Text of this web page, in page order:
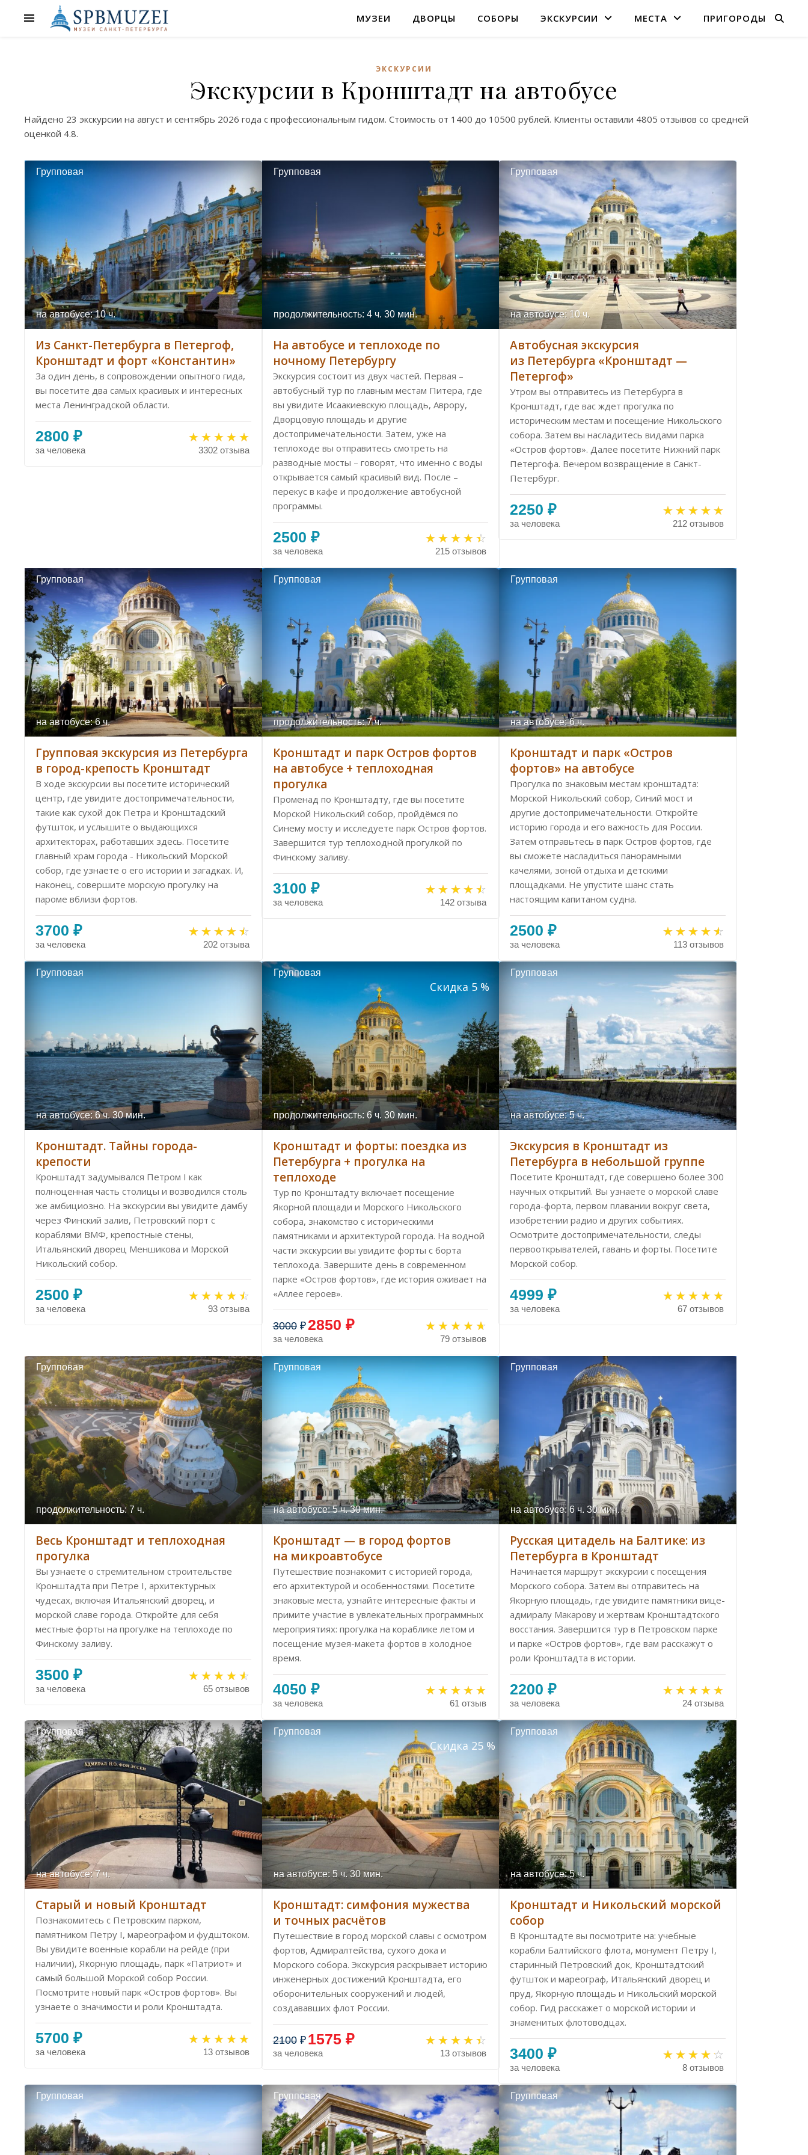
МУЗЕИ ДВОРЦЫ СОБОРЫ ЭКСКУРСИИ МЕСТА ПРИГОРОДЫ
ЭКСКУРСИИ
Экскурсии в Кронштадт на автобусе
Найдено 23 экскурсии на август и сентябрь 2026 года с профессиональным гидом. Стоимость от 1400 до 10500 рублей. Клиенты оставили 4805 отзывов со средней
оценкой 4.8.
Групповая
на автобусе: 10 ч.
Из Санкт-Петербурга в Петергоф,
Кронштадт и форт «Константин»
За один день, в сопровождении опытного гида,
вы посетите два самых красивых и интересных
места Ленинградской области.
2800 ₽
за человека 3302 отзыва
Групповая
продолжительность: 4 ч. 30 мин.
На автобусе и теплоходе по
ночному Петербургу
Экскурсия состоит из двух частей. Первая –
автобусный тур по главным местам Питера, где
вы увидите Исаакиевскую площадь, Аврору,
Дворцовую площадь и другие
достопримечательности. Затем, уже на
теплоходе вы отправитесь смотреть на
разводные мосты – говорят, что именно с воды
открывается самый красивый вид. После –
перекус в кафе и продолжение автобусной
программы.
2500 ₽
за человека 215 отзывов
Групповая
на автобусе: 10 ч.
Автобусная экскурсия
из Петербурга «Кронштадт —
Петергоф»
Утром вы отправитесь из Петербурга в
Кронштадт, где вас ждет прогулка по
историческим местам и посещение Никольского
собора. Затем вы насладитесь видами парка
«Остров фортов». Далее посетите Нижний парк
Петергофа. Вечером возвращение в Санкт-
Петербург.
2250 ₽
за человека 212 отзывов
Групповая
на автобусе: 6 ч.
Групповая экскурсия из Петербурга
в город-крепость Кронштадт
В ходе экскурсии вы посетите исторический
центр, где увидите достопримечательности,
такие как сухой док Петра и Кронштадский
футшток, и услышите о выдающихся
архитекторах, работавших здесь. Посетите
главный храм города - Никольский Морской
собор, где узнаете о его истории и загадках. И,
наконец, совершите морскую прогулку на
пароме вблизи фортов.
3700 ₽
за человека 202 отзыва
Групповая
продолжительность: 7 ч.
Кронштадт и парк Остров фортов
на автобусе + теплоходная
прогулка
Променад по Кронштадту, где вы посетите
Морской Никольский собор, пройдёмся по
Синему мосту и исследуете парк Остров фортов.
Завершится тур теплоходной прогулкой по
Финскому заливу.
3100 ₽
за человека 142 отзыва
Групповая
на автобусе: 6 ч.
Кронштадт и парк «Остров
фортов» на автобусе
Прогулка по знаковым местам кронштадта:
Морской Никольский собор, Синий мост и
другие достопримечательности. Откройте
историю города и его важность для России.
Затем отправьтесь в парк Остров фортов, где
вы сможете насладиться панорамными
качелями, зоной отдыха и детскими
площадками. Не упустите шанс стать
настоящим капитаном судна.
2500 ₽
за человека 113 отзывов
Групповая
на автобусе: 6 ч. 30 мин.
Кронштадт. Тайны города-
крепости
Кронштадт задумывался Петром I как
полноценная часть столицы и возводился столь
же амбициозно. На экскурсии вы увидите дамбу
через Финский залив, Петровский порт с
кораблями ВМФ, крепостные стены,
Итальянский дворец Меншикова и Морской
Никольский собор.
2500 ₽
за человека 93 отзыва
Групповая
продолжительность: 6 ч. 30 мин.
Скидка 5 %
Кронштадт и форты: поездка из
Петербурга + прогулка на
теплоходе
Тур по Кронштадту включает посещение
Якорной площади и Морского Никольского
собора, знакомство с историческими
памятниками и архитектурой города. На водной
части экскурсии вы увидите форты с борта
теплохода. Завершите день в современном
парке «Остров фортов», где история оживает на
«Аллее героев».
3000₽2850 ₽
за человека 79 отзывов
Групповая
на автобусе: 5 ч.
Экскурсия в Кронштадт из
Петербурга в небольшой группе
Посетите Кронштадт, где совершено более 300
научных открытий. Вы узнаете о морской славе
города-форта, первом плавании вокруг света,
изобретении радио и других событиях.
Осмотрите достопримечательности, следы
первооткрывателей, гавань и форты. Посетите
Морской собор.
4999 ₽
за человека 67 отзывов
Групповая
продолжительность: 7 ч.
Весь Кронштадт и теплоходная
прогулка
Вы узнаете о стремительном строительстве
Кронштадта при Петре I, архитектурных
чудесах, включая Итальянский дворец, и
морской славе города. Откройте для себя
местные форты на прогулке на теплоходе по
Финскому заливу.
3500 ₽
за человека 65 отзывов
Групповая
на автобусе: 5 ч. 30 мин.
Кронштадт — в город фортов
на микроавтобусе
Путешествие познакомит с историей города,
его архитектурой и особенностями. Посетите
знаковые места, узнайте интересные факты и
примите участие в увлекательных программных
мероприятиях: прогулка на кораблике летом и
посещение музея-макета фортов в холодное
время.
4050 ₽
за человека 61 отзыв
Групповая
на автобусе: 6 ч. 30 мин.
Русская цитадель на Балтике: из
Петербурга в Кронштадт
Начинается маршрут экскурсии с посещения
Морского собора. Затем вы отправитесь на
Якорную площадь, где увидите памятники вице-
адмиралу Макарову и жертвам Кронштадтского
восстания. Завершится тур в Петровском парке
и парке «Остров фортов», где вам расскажут о
роли Кронштадта в истории.
2200 ₽
за человека 24 отзыва
Групповая
на автобусе: 7 ч.
Старый и новый Кронштадт
Познакомитесь с Петровским парком,
памятником Петру I, мареографом и фудштоком.
Вы увидите военные корабли на рейде (при
наличии), Якорную площадь, парк «Патриот» и
самый большой Морской собор России.
Посмотрите новый парк «Остров фортов». Вы
узнаете о значимости и роли Кронштадта.
5700 ₽
за человека 13 отзывов
Групповая
на автобусе: 5 ч. 30 мин.
Скидка 25 %
Кронштадт: симфония мужества
и точных расчётов
Путешествие в город морской славы с осмотром
фортов, Адмиралтейства, сухого дока и
Морского собора. Экскурсия раскрывает историю
инженерных достижений Кронштадта, его
оборонительных сооружений и людей,
создававших флот России.
2100₽ 1575 ₽
за человека 13 отзывов
Групповая
на автобусе: 5 ч.
Кронштадт и Никольский морской
собор
В Кронштадте вы посмотрите на: учебные
корабли Балтийского флота, монумент Петру I,
старинный Петровский док, Кронштадтский
футшток и мареограф, Итальянский дворец и
пруд, Якорную площадь и Никольский морской
собор. Гид расскажет о морской истории и
знаменитых флотоводцах.
3400 ₽
за человека 8 отзывов
Групповая Групповая Групповая